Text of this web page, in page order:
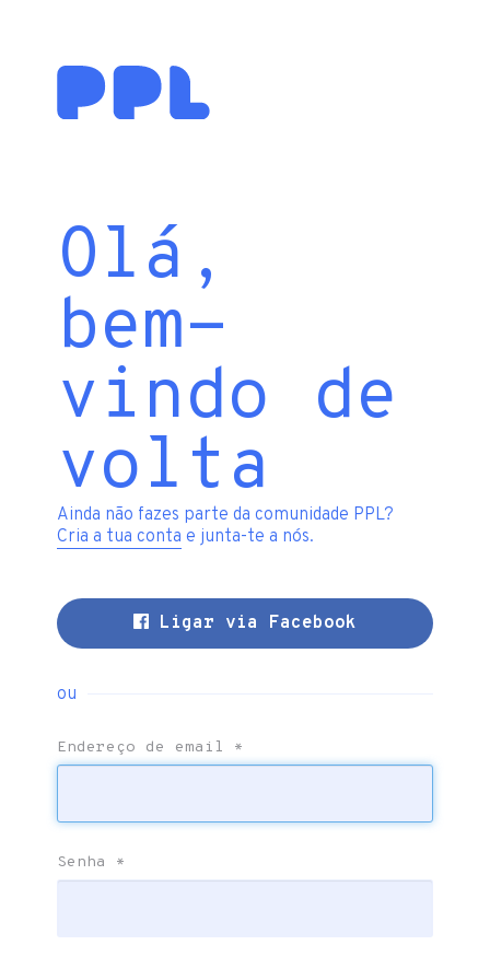
Olá,
bem-
vindo de
volta
Ainda não fazes parte da comunidade PPL?
Cria a tua conta e junta-te a nós.
Ligar via Facebook
ou
Endereço de email *
Senha *